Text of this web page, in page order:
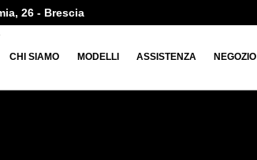
26 - Brescia
CHI SIAMO MODELLI ASSISTENZA NEGOZIO